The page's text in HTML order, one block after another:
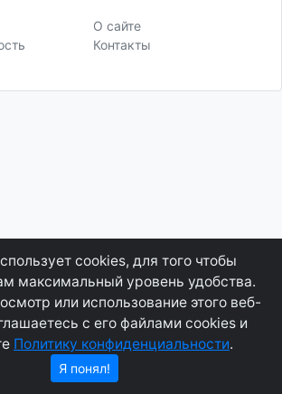
О сайте
Контакты
cookies, для того чтобы
максимальный уровень удобства.
или использование этого веб-
с его файлами cookies и
Политику конфиденциальности.
Я понял!